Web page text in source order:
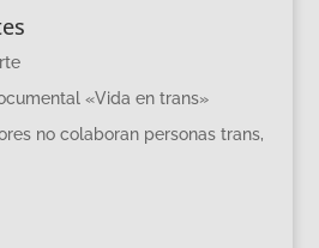
«Vida en trans»
no colaboran personas trans,